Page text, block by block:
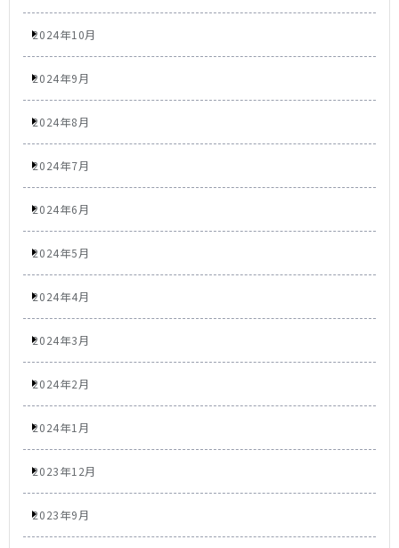
2024年10月
2024年9月
2024年8月
2024年7月
2024年6月
2024年5月
2024年4月
2024年3月
2024年2月
2024年1月
2023年12月
2023年9月